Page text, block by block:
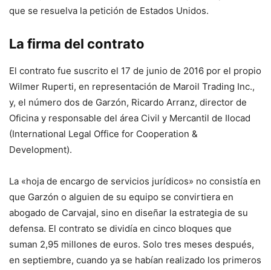
que se resuelva la petición de Estados Unidos.
La firma del contrato
El contrato fue suscrito el 17 de junio de 2016 por el propio
Wilmer Ruperti, en representación de Maroil Trading Inc.,
y, el número dos de Garzón, Ricardo Arranz, director de
Oficina y responsable del área Civil y Mercantil de Ilocad
(International Legal Office for Cooperation &
Development).
La «hoja de encargo de servicios jurídicos» no consistía en
que Garzón o alguien de su equipo se convirtiera en
abogado de Carvajal, sino en diseñar la estrategia de su
defensa. El contrato se dividía en cinco bloques que
suman 2,95 millones de euros. Solo tres meses después,
en septiembre, cuando ya se habían realizado los primeros